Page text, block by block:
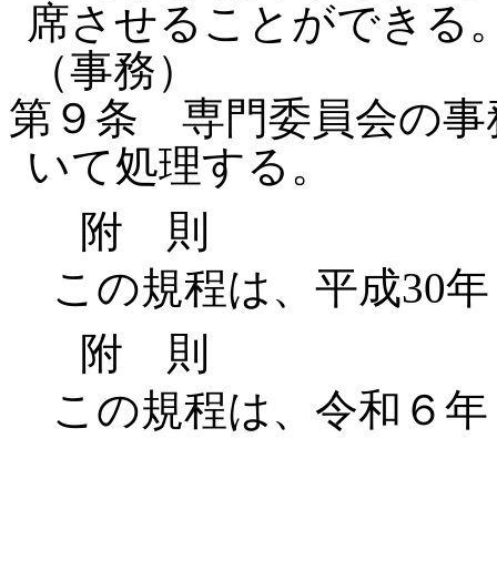
席させることができる
（事務）
第９条 専門委員会の事
いて処理する。
附 則
この規程は、平成30
附 則
この規程は、令和６